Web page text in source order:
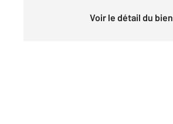
Voir le détail du bien